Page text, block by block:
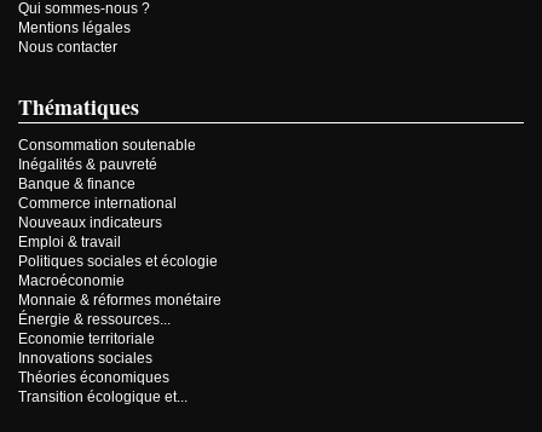
Qui sommes-nous ?
Mentions légales
Nous contacter
Thématiques
Consommation soutenable
Inégalités & pauvreté
Banque & finance
Commerce international
Nouveaux indicateurs
Emploi & travail
Politiques sociales et écologie
Macroéconomie
Monnaie & réformes monétaire
Énergie & ressources...
Economie territoriale
Innovations sociales
Théories économiques
Transition écologique et...